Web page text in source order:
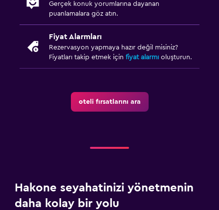
Gerçek konuk yorumlarına dayanan
puanlamalara göz atın.
Fiyat Alarmları
Rezervasyon yapmaya hazır değil misiniz?
Fiyatları takip etmek için fiyat alarmı oluşturun.
oteli fırsatlarını ara
Hakone seyahatinizi yönetmenin
daha kolay bir yolu